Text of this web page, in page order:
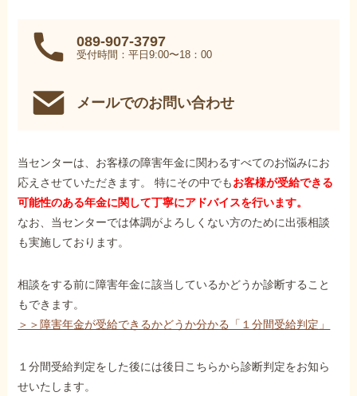
089-907-3797
受付時間：平日9:00〜18：00
メールでのお問い合わせ
当センターは、お客様の障害年金に関わるすべてのお悩みにお
応えさせていただきます。 特にその中でもお客様が受給できる
可能性のある年金に関して丁寧にアドバイスを行います。
なお、当センターでは体調がよろしくない方のために出張相談
も実施しております。
相談をする前に障害年金に該当しているかどうか診断すること
もできます。
＞＞障害年金が受給できるかどうか分かる「１分間受給判定」
１分間受給判定をした後には後日こちらから診断判定をお知ら
せいたします。